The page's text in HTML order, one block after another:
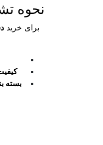
نحوه
برای خرید
بسته